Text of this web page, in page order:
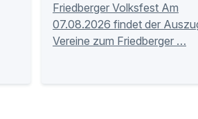
Friedberger Volksfest Am
07.08.2026 findet der
Vereine zum Friedberger …